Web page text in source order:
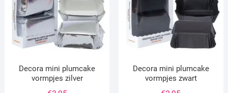
Decora mini plumcake
vormpjes zilver
Decora mini plumcake
vormpjes zwart